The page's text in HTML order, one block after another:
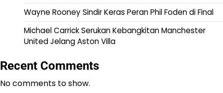
Wayne Rooney Sindir Keras Peran Phil Foden di Final
Michael Carrick Serukan Kebangkitan Manchester
United Jelang Aston Villa
Recent Comments
No comments to show.